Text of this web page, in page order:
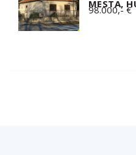
MESTA,
98.000,- €